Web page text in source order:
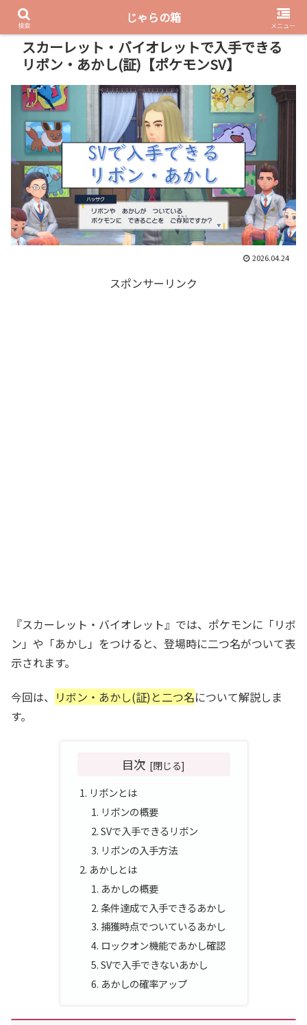
PR
スカーレット・バイオレットで入手できる
リボン・あかし(証)【ポケモンSV】
2026.04.24
スポンサーリンク
『スカーレット・バイオレット』では、ポケモンに「リボ
ン」や「あかし」をつけると、登場時に二つ名がついて表
示されます。
今回は、 リボン・あかし(証)と二つ名について解説しま
す。
目次
リボンとは
リボンの概要
SVで入手できるリボン
リボンの入手方法
あかしとは
あかしの概要
条件達成で入手できるあかし
捕獲時点でついているあかし
ロックオン機能であかし確認
SVで入手できないあかし
あかしの確率アップ
検索
じゃらの箱
メニュー